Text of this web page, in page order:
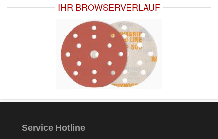
IHR BROWSERVERLAUF
Service Hotline